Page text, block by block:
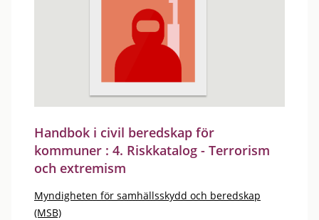
Handbok i civil beredskap för
kommuner : 4. Riskkatalog - Terrorism
och extremism
Myndigheten för samhällsskydd och beredskap
(MSB)